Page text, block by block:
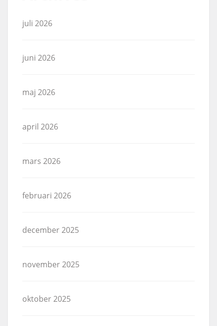
juli 2026
juni 2026
maj 2026
april 2026
mars 2026
februari 2026
december 2025
november 2025
oktober 2025